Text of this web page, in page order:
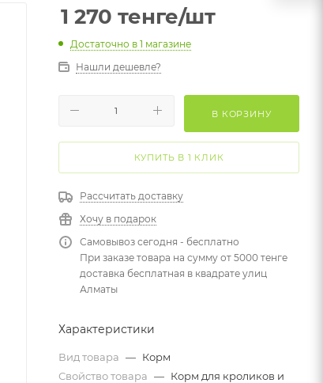
1 270 тенге/шт
Достаточно в 1 магазине
Нашли дешевле?
В КОРЗИНУ
КУПИТЬ В 1 КЛИК
Рассчитать доставку
Хочу в подарок
Самовывоз сегодня - бесплатно
При заказе товара на сумму от 5000 тенге
доставка бесплатная в квадрате улиц
Алматы
Характеристики
Вид товара — Корм
Свойство товара — Корм для кроликов и